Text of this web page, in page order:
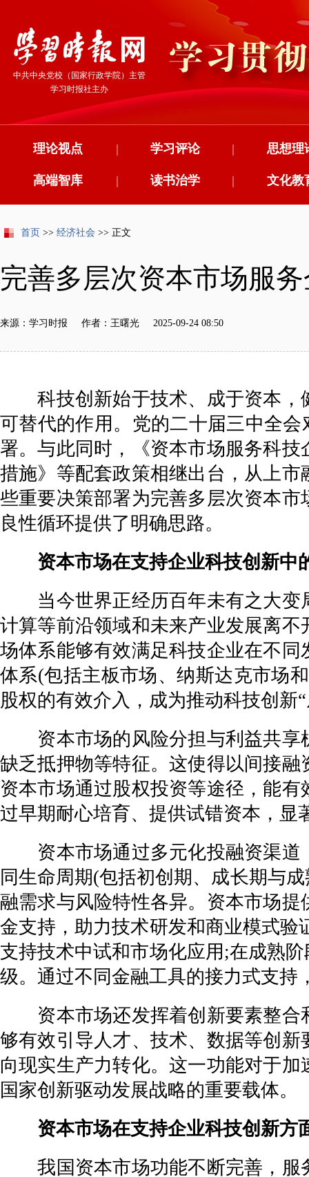
中共中央党校（国家行政学院）主管
学习时报社主办
理论视点 学习评论
| 思想理
|
高端智库 读书治学
| 文化教
|
首页 >> 经济社会 >> 正文
完善多层次资本市场服
来源：学习时报 作者：王曙光 2025-09-24 08:50
科技创新始于技术、成于资本，
可替代的作用。党的二十届三中全
署。与此同时，《资本市场服务科
措施》等配套政策相继出台，从上
些重要决策部署为完善多层次资本
良性循环提供了明确思路。
资本市场在支持企业科技创新中
当今世界正经历百年未有之大变
计算等前沿领域和未来产业发展离
场体系能够有效满足科技企业在不
体系(包括主板市场、纳斯达克市场
股权的有效介入，成为推动科技创新
资本市场的风险分担与利益共享
缺乏抵押物等特征。这使得以间接
资本市场通过股权投资等途径，能
过早期耐心培育、提供试错资本，显
资本市场通过多元化投融资渠道
同生命周期(包括初创期、成长期与
融需求与风险特性各异。资本市场
金支持，助力技术研发和商业模式
支持技术中试和市场化应用;在成熟
级。通过不同金融工具的接力式支持
资本市场还发挥着创新要素整合
够有效引导人才、技术、数据等创
向现实生产力转化。这一功能对于
国家创新驱动发展战略的重要载体。
资本市场在支持企业科技创新方
我国资本市场功能不断完善，服